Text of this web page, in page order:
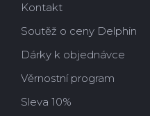
Kontakt
Soutěž o ceny Delphin
Dárky k objednávce
Věrnostní program
Sleva 10%